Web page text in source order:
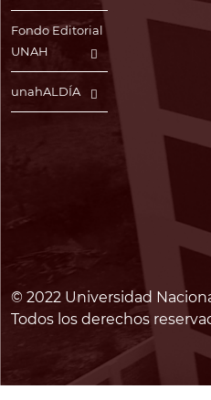
Fondo Editorial
UNAH
unahALDÍA
© 2022 Universidad
Todos los derechos